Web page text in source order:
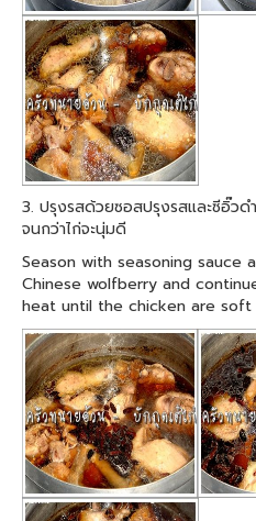
3. ปรุงรสด้วยซอสปรุงรสและซีอิ๊วด
จนกว่าไก่จะนุ่มดี
Season with seasoning sauce
Chinese wolfberry and
heat until the chicken are soft